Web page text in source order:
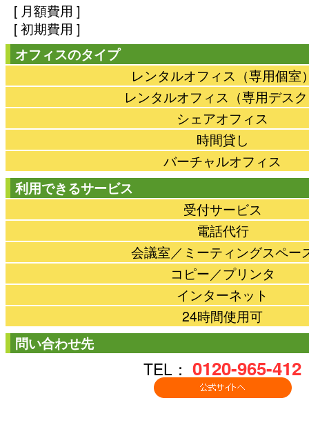
[ 月額費用 ]
[ 初期費用 ]
オフィスのタイプ
レンタルオフィス（専用個室
レンタルオフィス（専用デス
シェアオフィス
時間貸し
バーチャルオフィス
利用できるサービス
受付サービス
電話代行
会議室／ミーティングスペー
コピー／プリンタ
インターネット
24時間使用可
問い合わせ先
TEL： 0120-965-412